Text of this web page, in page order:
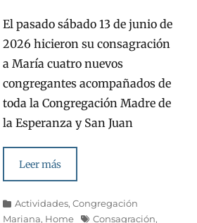
El pasado sábado 13 de junio de
2026 hicieron su consagración
a María cuatro nuevos
congregantes acompañados de
toda la Congregación Madre de
la Esperanza y San Juan
Leer más
Categorías
Actividades,Congregación
Mariana, Home Etiquetas
Consagración,